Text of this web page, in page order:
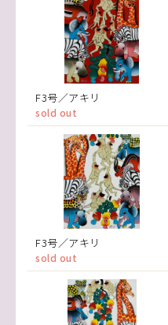
F3号／アキリ
sold out
F3号／アキリ
sold out